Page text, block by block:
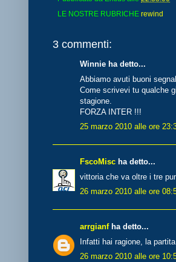
LE NOSTRE RUBRICHE rewind
3 commenti:
Winnie ha detto...
Abbiamo avuti buoni
Come scrivevi tu qualche
stagione.
FORZA INTER !!!
25 marzo 2010 alle ore
FscoMisc ha detto...
vittoria che va oltre i tre
26 marzo 2010 alle ore
arrgianfha detto...
Infatti hai ragione, la
26 marzo 2010 alle ore